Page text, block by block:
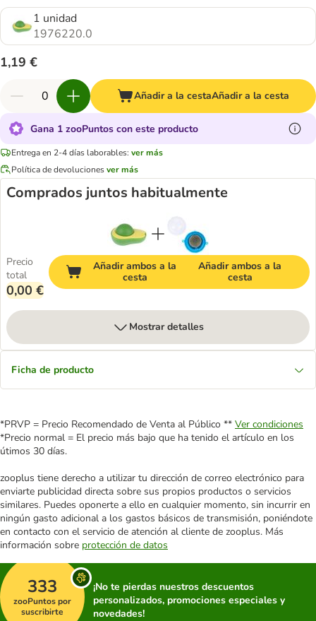
1 unidad
1976220.0
1,19 €
Añadir a la cestaAñadir a la cesta
Gana 1 zooPuntos con este producto
Entrega en 2-4 días laborables: ver más
Política de devolucionesver más
Comprados juntos habitualmente
Precio
total
0,00 €
Añadir ambos a la
cesta
Añadir ambos a la
cesta
Mostrar detalles
Ficha de producto
*PRVP = Precio Recomendado de Venta al Público ** Ver condiciones
*Precio normal = El precio más bajo que ha tenido el artículo en los
útimos 30 días.
zooplus tiene derecho a utilizar tu dirección de correo electrónico para
enviarte publicidad directa sobre sus propios productos o servicios
similares. Puedes oponerte a ello en cualquier momento, sin incurrir en
ningún gasto adicional a los gastos básicos de transmisión, poniéndote
en contacto con el servicio de atención al cliente de zooplus. Más
información sobre protección de datos
333
zooPuntos por
suscribirte
¡No te pierdas nuestros descuentos
personalizados, promociones especiales y
novedades!